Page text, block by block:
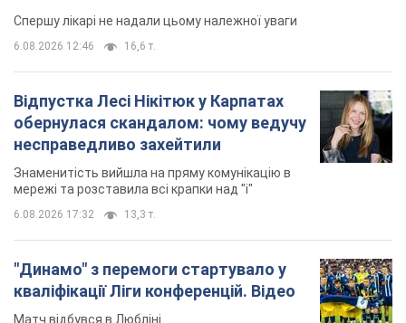
Спершу лікарі не надали цьому належної уваги
6.08.2026 12:46 16,6 т.
Відпустка Лесі Нікітюк у Карпатах
обернулася скандалом: чому ведучу
несправедливо захейтили
Знаменитість вийшла на пряму комунікацію в
мережі та розставила всі крапки над "і"
6.08.2026 17:32 13,3 т.
"Динамо" з перемоги стартувало у
кваліфікації Ліги конференцій. Відео
Матч відбувся в Любліні